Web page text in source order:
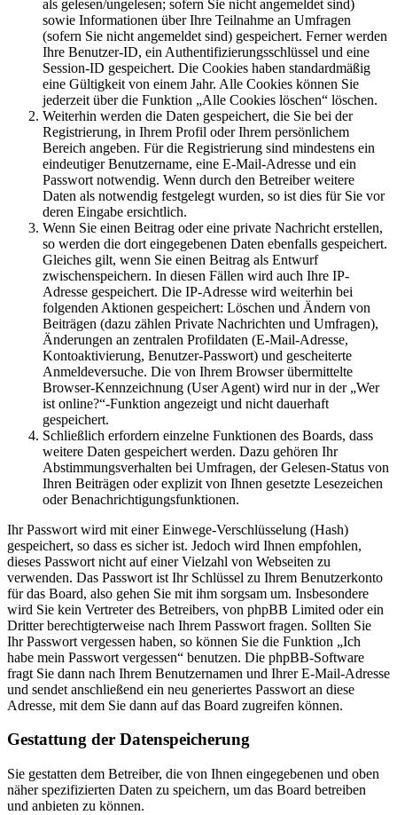
als gelesen/ungelesen; sofern Sie nicht angemeldet sind)
sowie Informationen über Ihre Teilnahme an Umfragen
(sofern Sie nicht angemeldet sind) gespeichert. Ferner werden
Ihre Benutzer-ID, ein Authentifizierungsschlüssel und eine
Session-ID gespeichert. Die Cookies haben standardmäßig
eine Gültigkeit von einem Jahr. Alle Cookies können Sie
jederzeit über die Funktion „Alle Cookies löschen“ löschen.
Weiterhin werden die Daten gespeichert, die Sie bei der
Registrierung, in Ihrem Profil oder Ihrem persönlichem
Bereich angeben. Für die Registrierung sind mindestens ein
eindeutiger Benutzername, eine E-Mail-Adresse und ein
Passwort notwendig. Wenn durch den Betreiber weitere
Daten als notwendig festgelegt wurden, so ist dies für Sie vor
deren Eingabe ersichtlich.
Wenn Sie einen Beitrag oder eine private Nachricht erstellen,
so werden die dort eingegebenen Daten ebenfalls gespeichert.
Gleiches gilt, wenn Sie einen Beitrag als Entwurf
zwischenspeichern. In diesen Fällen wird auch Ihre IP-
Adresse gespeichert. Die IP-Adresse wird weiterhin bei
folgenden Aktionen gespeichert: Löschen und Ändern von
Beiträgen (dazu zählen Private Nachrichten und Umfragen),
Änderungen an zentralen Profildaten (E-Mail-Adresse,
Kontoaktivierung, Benutzer-Passwort) und gescheiterte
Anmeldeversuche. Die von Ihrem Browser übermittelte
Browser-Kennzeichnung (User Agent) wird nur in der „Wer
ist online?“-Funktion angezeigt und nicht dauerhaft
gespeichert.
Schließlich erfordern einzelne Funktionen des Boards, dass
weitere Daten gespeichert werden. Dazu gehören Ihr
Abstimmungsverhalten bei Umfragen, der Gelesen-Status von
Ihren Beiträgen oder explizit von Ihnen gesetzte Lesezeichen
oder Benachrichtigungsfunktionen.
Ihr Passwort wird mit einer Einwege-Verschlüsselung (Hash)
gespeichert, so dass es sicher ist. Jedoch wird Ihnen empfohlen,
dieses Passwort nicht auf einer Vielzahl von Webseiten zu
verwenden. Das Passwort ist Ihr Schlüssel zu Ihrem Benutzerkonto
für das Board, also gehen Sie mit ihm sorgsam um. Insbesondere
wird Sie kein Vertreter des Betreibers, von phpBB Limited oder ein
Dritter berechtigterweise nach Ihrem Passwort fragen. Sollten Sie
Ihr Passwort vergessen haben, so können Sie die Funktion „Ich
habe mein Passwort vergessen“ benutzen. Die phpBB-Software
fragt Sie dann nach Ihrem Benutzernamen und Ihrer E-Mail-Adresse
und sendet anschließend ein neu generiertes Passwort an diese
Adresse, mit dem Sie dann auf das Board zugreifen können.
Gestattung der Datenspeicherung
Sie gestatten dem Betreiber, die von Ihnen eingegebenen und oben
näher spezifizierten Daten zu speichern, um das Board betreiben
und anbieten zu können.